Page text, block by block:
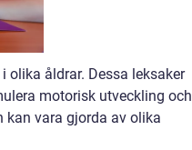
olika åldrar. Dessa leksaker
motorisk utveckling och
kan vara gjorda av olika